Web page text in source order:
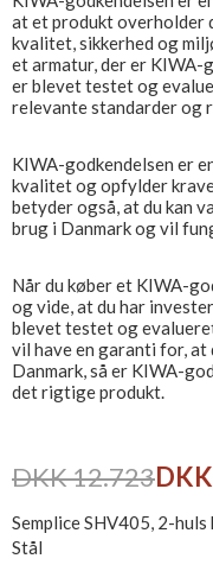
at et produkt overholder
kvalitet, sikkerhed og
et armatur, der er KIWA-
er blevet testet og
relevante standarder og
KIWA-godkendelsen er
kvalitet og opfylder
betyder også, at du kan
brug i Danmark og vil
Når du køber et KIWA-
og vide, at du har
blevet testet og
vil have en garanti for,
Danmark, så er KIWA-
det rigtige produkt.
DKK 12.723
Semplice SHV405, 2-
Stål